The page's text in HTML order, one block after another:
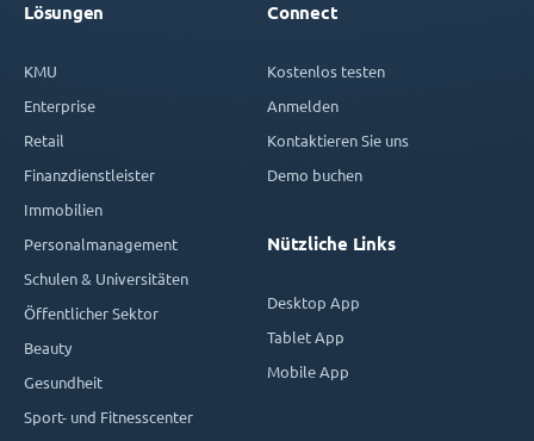
Lösungen
KMU
Enterprise
Retail
Finanzdienstleister
Immobilien
Personalmanagement
Schulen & Universitäten
Öffentlicher Sektor
Beauty
Gesundheit
Sport- und Fitnesscenter
Connect
Kostenlos testen
Anmelden
Kontaktieren Sie uns
Demo buchen
Nützliche Links
Desktop App
Tablet App
Mobile App